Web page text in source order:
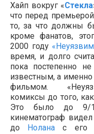
Хайп вокруг «Стекла
что перед премьерой
то, за что должны
кроме фанатов,
2000 году
время, и долго
пока постепенно
известным, а
фильмом.
комиксы до того,
Это было до 9/
кинематограф
до Нолана с его